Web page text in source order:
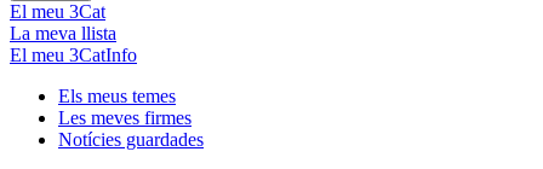
El meu 3Cat
La meva llista
El meu 3CatInfo
Els meus temes
Les meves firmes
Notícies guardades